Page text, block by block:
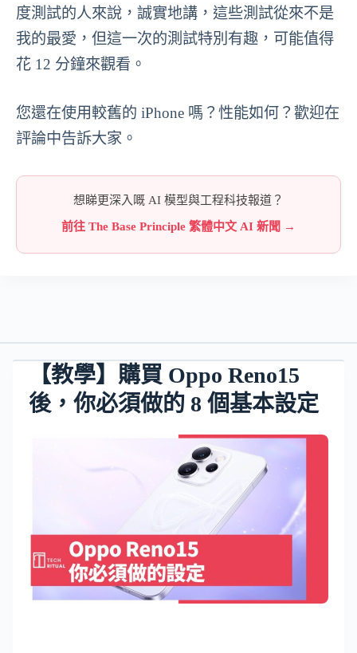
度測試的人來說，誠實地講，這些測試從來不是
我的最愛，但這一次的測試特別有趣，可能值得
花 12 分鐘來觀看。
您還在使用較舊的 iPhone 嗎？性能如何？歡迎在
評論中告訴大家。
想睇更深入嘅 AI 模型與工程科技報道？
前往 The Base Principle 繁體中文 AI 新聞 →
【教學】購買 Oppo Reno15
後，你必須做的 8 個基本設定